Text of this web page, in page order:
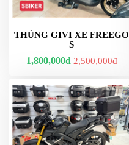
TAI
NGHE
GẮN
MŨ
BẢO
BỘ
VÁ
XE
STOP
THÙNG GIVI XE FREEGO
S
1,800,000đ2,500,000đ